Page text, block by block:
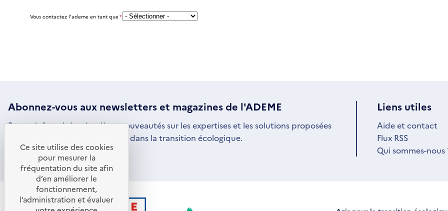
Vous contactez l’ademe en tant que*
Abonnez-vous aux newsletterset magazines de l'ADEME
Restez informé des dernières nouveautés sur les expertises et les solutions proposées
par l'ADEME pour vous engager dans la transition écologique.
S'ABONNER
S'OUVRE
DANS
UNE
NOUVELLE
FENÊTRE
Liens utiles
Aide et contact
Flux RSS
Qui sommes-nous
Ce site utilise des cookies
pour mesurer la
fréquentation du site afin
d’en améliorer le
fonctionnement,
l’administration et évaluer